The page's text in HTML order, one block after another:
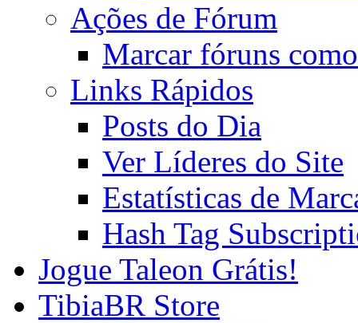
Ações de Fórum
Marcar fóruns
Links Rápidos
Posts do Dia
Ver Líderes do Site
Estatísticas de
Hash Tag
Jogue Taleon Grátis!
TibiaBR Store